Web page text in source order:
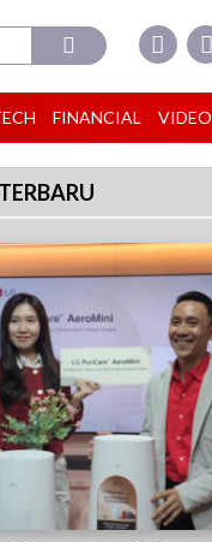
FINANCIAL VIDEO